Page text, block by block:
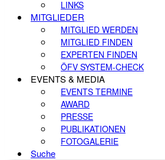
LINKS
MITGLIEDER
MITGLIED WERDEN
MITGLIED FINDEN
EXPERTEN FINDEN
ÖFV SYSTEM-CHECK
EVENTS & MEDIA
EVENTS TERMINE
AWARD
PRESSE
PUBLIKATIONEN
FOTOGALERIE
Suche